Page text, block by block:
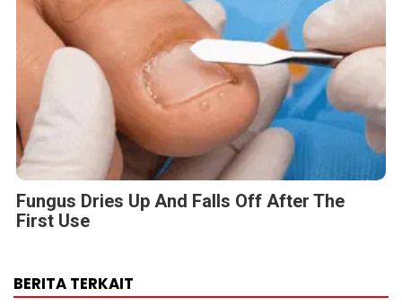
Fungus Dries Up And Falls Off After The
First Use
BERITA TERKAIT